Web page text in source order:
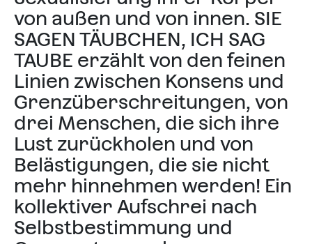
von außen und von innen. SIE
SAGEN TÄUBCHEN, ICH SAG
TAUBE erzählt von den feinen
Linien zwischen Konsens und
Grenzüberschreitungen, von
drei Menschen, die sich ihre
Lust zurückholen und von
Belästigungen, die sie nicht
mehr hinnehmen werden! Ein
kollektiver Aufschrei nach
Selbstbestimmung und